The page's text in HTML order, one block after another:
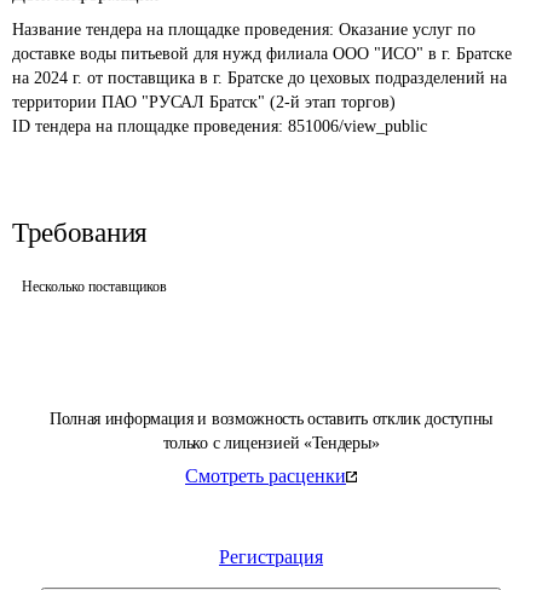
Полная информация и возможность оставить отклик доступны
только с лицензией «Тендеры»
Смотреть расценки
Регистрация
Название тендера на площадке проведения: Оказание услуг по
доставке воды питьевой для нужд филиала ООО "ИСО" в г. Братске
на 2024 г. от поставщика в г. Братске до цеховых подразделений на
территории ПАО "РУСАЛ Братск" (2-й этап торгов)
ID тендера на площадке проведения: 851006/view_public
Требования
Несколько поставщиков